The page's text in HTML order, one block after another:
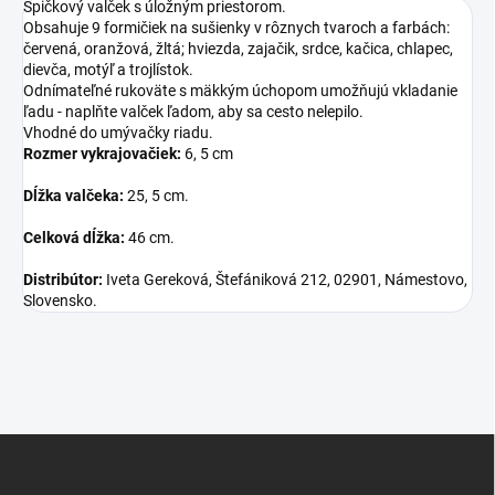
Špičkový valček s úložným priestorom.
Obsahuje 9 formičiek na sušienky v rôznych tvaroch a farbách:
červená, oranžová, žltá; hviezda, zajačik, srdce, kačica, chlapec,
dievča, motýľ a trojlístok.
Odnímateľné rukoväte s mäkkým úchopom umožňujú vkladanie
ľadu - naplňte valček ľadom, aby sa cesto nelepilo.
Vhodné do umývačky riadu.
Rozmer vykrajovačiek: 6, 5 cm
Dĺžka valčeka: 25, 5 cm.
Celková dĺžka: 46 cm.
Distribútor: Iveta Gereková, Štefániková 212, 02901, Námestovo,
Slovensko.